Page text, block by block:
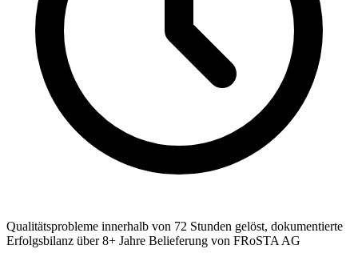
Qualitätsprobleme innerhalb von 72 Stunden gelöst, dokumentierte
Erfolgsbilanz über 8+ Jahre Belieferung von FRoSTA AG